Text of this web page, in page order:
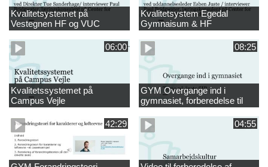
Kvalitetsystemet på
Vestegnen HF og VUC
Kvalitetsystem Egedal
Gymnaisum & HF
06:00
Kvalitetssystemet på
Campus Vejle
08:25
GYM Overgange ind i
gymnasiet, forberedelse til
netværksmøde 13
42:29
04:55